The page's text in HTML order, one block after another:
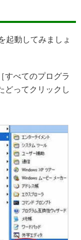
起動してみましょ
すべてのプログラ
どってクリックし